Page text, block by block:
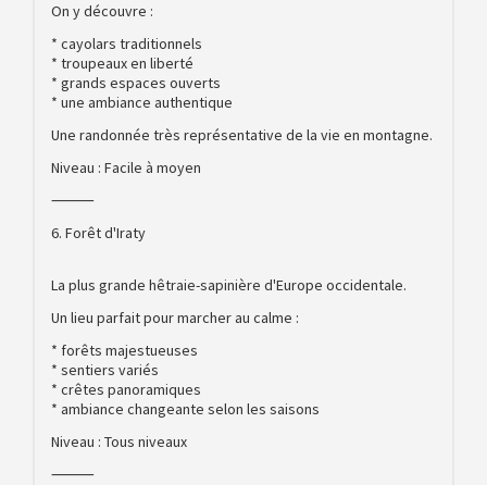
On y découvre :
* cayolars traditionnels
* troupeaux en liberté
* grands espaces ouverts
* une ambiance authentique
Une randonnée très représentative de la vie en montagne.
Niveau : Facile à moyen
⸻
6. Forêt d'Iraty
La plus grande hêtraie-sapinière d'Europe occidentale.
Un lieu parfait pour marcher au calme :
* forêts majestueuses
* sentiers variés
* crêtes panoramiques
* ambiance changeante selon les saisons
Niveau : Tous niveaux
⸻